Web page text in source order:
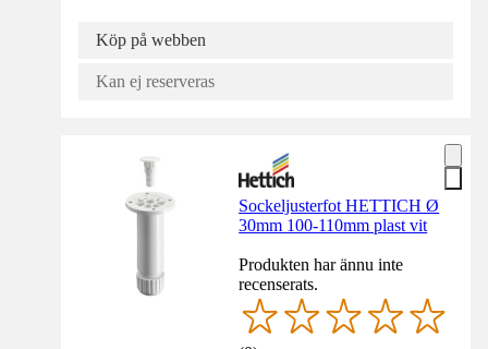
Köp på webben
Kan ej reserveras
Sockeljusterfot HETTICH Ø
30mm 100-110mm plast vit
Produkten har ännu inte
recenserats.